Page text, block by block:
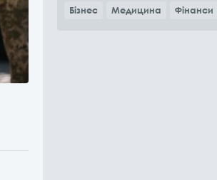
Бізнес
Медицина Фінанси